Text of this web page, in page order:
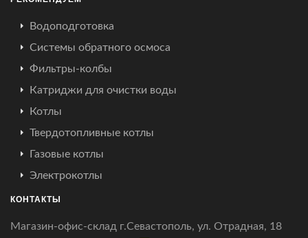
Водоподготовка
Системы обратного осмоса
Фильтры-колбы
Катриджи для очистки воды
Котлы
Твердотопливные котлы
Газовые котлы
Электрокотлы
КОНТАКТЫ
Магазин-офис-склад г.Севастополь, ул. Отрадная, 18